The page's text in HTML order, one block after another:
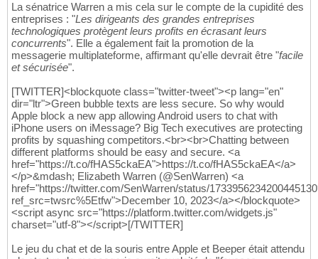
La sénatrice Warren a mis cela sur le compte de la cupidité des
entreprises : "Les dirigeants des grandes entreprises
technologiques protègent leurs profits en écrasant leurs
concurrents". Elle a également fait la promotion de la
messagerie multiplateforme, affirmant qu'elle devrait être "facile
et sécurisée".
[TWITTER]<blockquote class="twitter-tweet"><p lang="en"
dir="ltr">Green bubble texts are less secure. So why would
Apple block a new app allowing Android users to chat with
iPhone users on iMessage? Big Tech executives are protecting
profits by squashing competitors.<br><br>Chatting between
different platforms should be easy and secure. <a
href="https://t.co/fHAS5ckaEA">https://t.co/fHAS5ckaEA</a>
</p>&mdash; Elizabeth Warren (@SenWarren) <a
href="https://twitter.com/SenWarren/status/
ref_src=twsrc%5Etfw">December 10, 2023</a></blockquote>
<script async src="https://platform.twitter.com/widgets.js"
charset="utf-8"></script>[/TWITTER]
Le jeu du chat et de la souris entre Apple et Beeper était attendu